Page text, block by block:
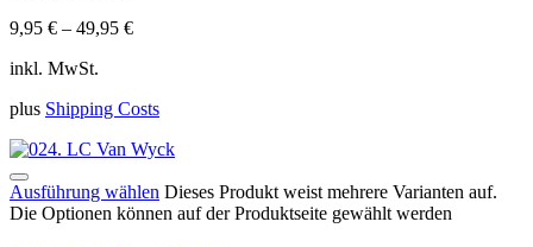
9,95 € – 49,95 €
inkl. MwSt.
plus Shipping Costs
Ausführung wählen Dieses Produkt weist mehrere Varianten auf.
Die Optionen können auf der Produktseite gewählt werden